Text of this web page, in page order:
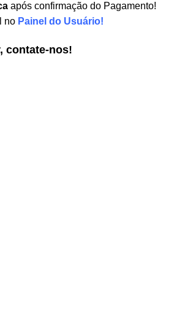
após confirmação do Pagamento!
no Painel do Usuário!
contate-nos!